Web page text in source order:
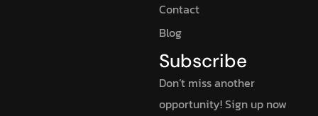
Contact
Blog
Subscribe
Don’t miss another
opportunity! Sign up now